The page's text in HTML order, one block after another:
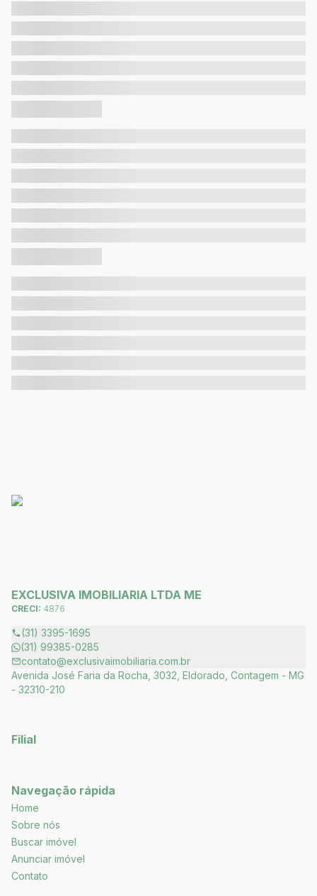
EXCLUSIVA IMOBILIARIA LTDA ME
CRECI: 4876
(31) 3395-1695
(31) 99385-0285
contato@exclusivaimobiliaria.com.br
Avenida José Faria da Rocha, 3032, Eldorado, Contagem - MG
- 32310-210
Filial
Navegação rápida
Home
Sobre nós
Buscar imóvel
Anunciar imóvel
Contato